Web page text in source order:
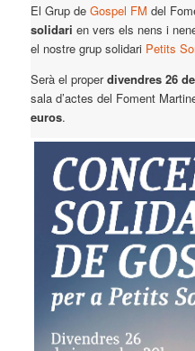
El Grup deGospel FM del
solidari en vers els nens i
el nostre grup solidari Petits
Serà el properdivendres 26
sala d’actes del Foment
euros.